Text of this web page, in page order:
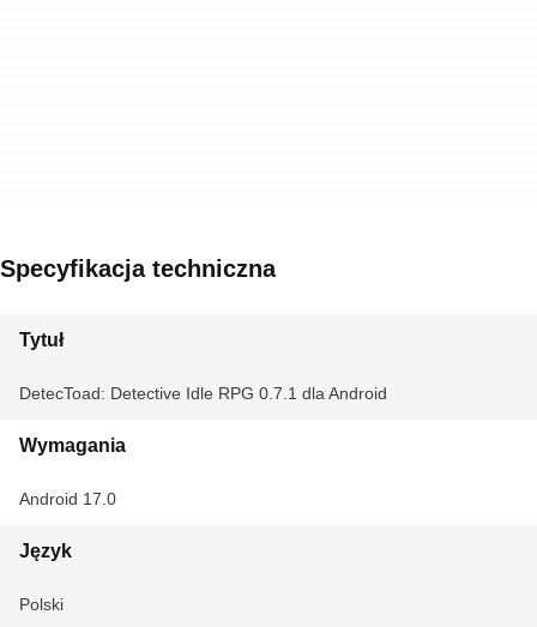
Specyfikacja techniczna
Tytuł
DetecToad: Detective Idle RPG 0.7.1 dla Android
Wymagania
Android 17.0
Język
Polski